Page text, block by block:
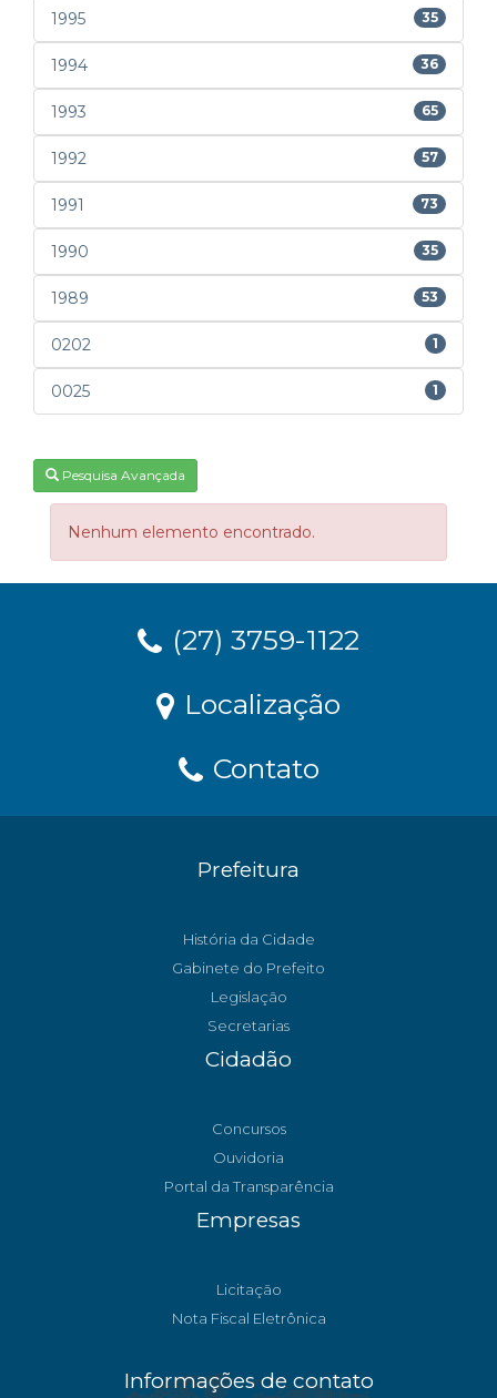
1995 35
1994 36
1993 65
1992 57
1991 73
1990 35
1989 53
0202 1
0025 1
Pesquisa Avançada
Nenhum elemento encontrado.
(27) 3759-1122
Localização
Contato
Prefeitura
História da Cidade
Gabinete do Prefeito
Legislação
Secretarias
Cidadão
Concursos
Ouvidoria
Portal da Transparência
Empresas
Licitação
Nota Fiscal Eletrônica
Informações de contato